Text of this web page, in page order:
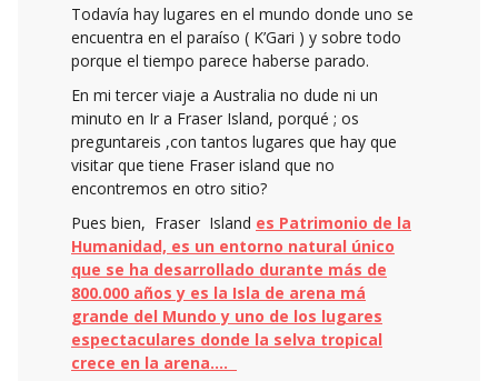
Todavía hay lugares en el mundo donde uno se
encuentra en el paraíso ( K’Gari ) y sobre todo
porque el tiempo parece haberse parado.
En mi tercer viaje a Australia no dude ni un
minuto en Ir a Fraser Island, porqué ; os
preguntareis ,con tantos lugares que hay que
visitar que tiene Fraser island que no
encontremos en otro sitio?
Pues bien, Fraser Island es Patrimonio de la
Humanidad, es un entorno natural único
que se ha desarrollado durante más de
800.000 años y es la Isla de arena má
grande del Mundo y uno de los lugares
espectaculares donde la selva tropical
crece en la arena….